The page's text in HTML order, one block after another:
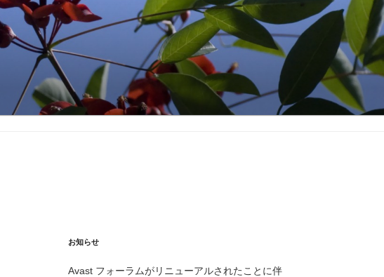
お知らせ
Avast フォーラムがリニューアルされたことに伴